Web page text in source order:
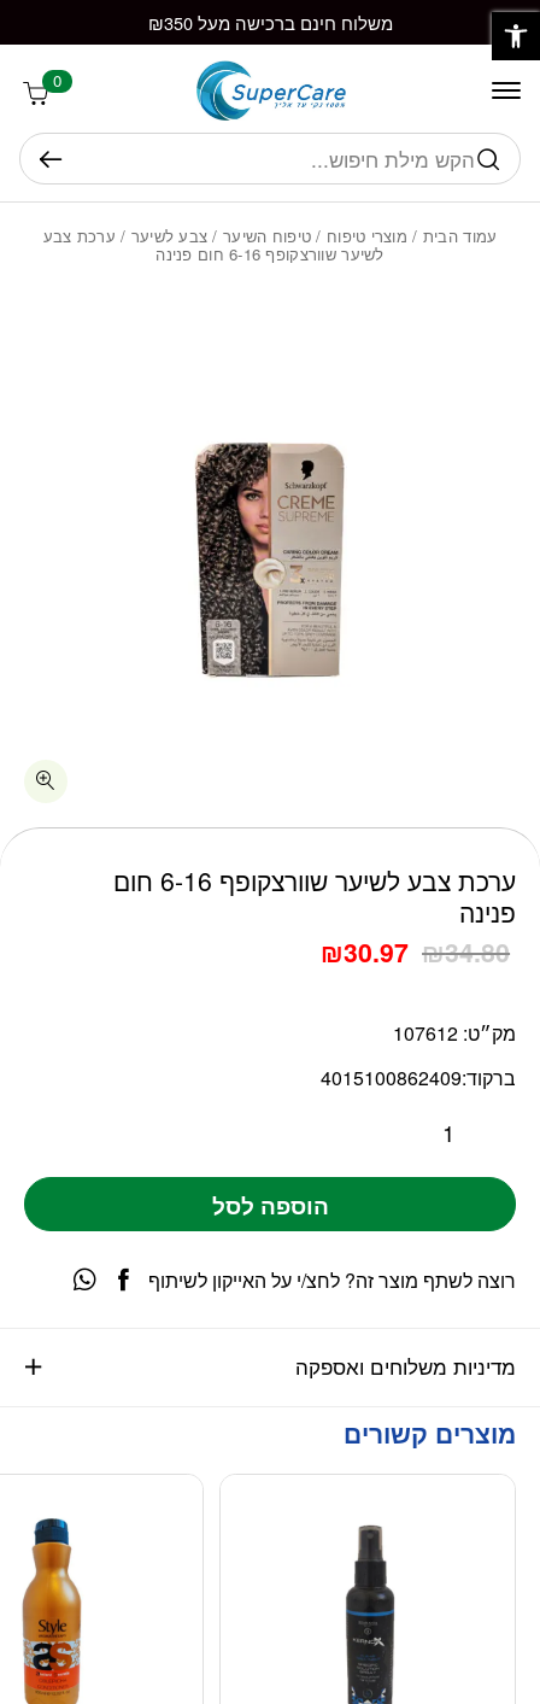
Skip to Content משלוח חינם ברכישה מעל ₪350
0
חיפוש
עמוד הבית / מוצרי טיפוח / טיפוח השיער/ צבע לשיער / ערכת צבע
לשיער שוורצקופף 6-16 חום פנינה
ערכת צבע לשיער שוורצקופף 6-16 חום
פנינה
₪34.80
₪30.97
מק״ט: 107612
ברקוד:4015100862409
כמות ערכת צבע לשיער שוורצקופף 6-16 חום פנינה
הוספה לסל
מדיניות משלוחים ואספקה
רוצה לשתף מוצר זה? לחצ/י על האייקון לשיתוף
מוצרים קשורים
בחזרה למעלה
פתח סרגל נגישות